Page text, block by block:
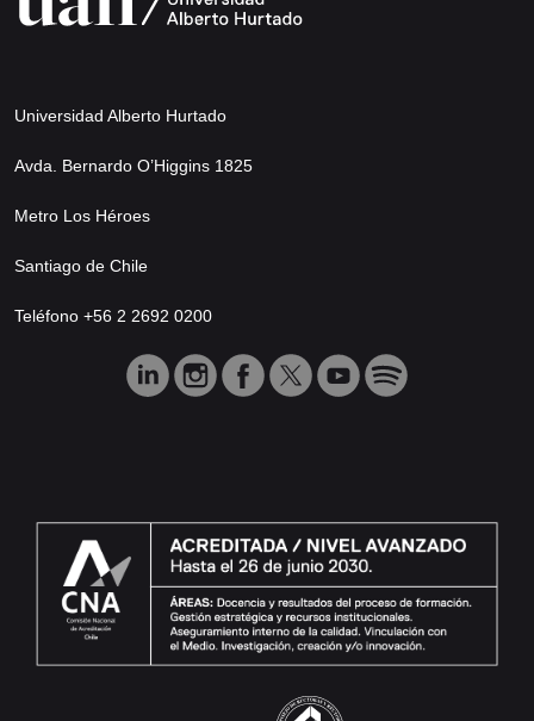
Universidad Alberto Hurtado
Avda. Bernardo O’Higgins 1825
Metro Los Héroes
Santiago de Chile
Teléfono +56 2 2692 0200